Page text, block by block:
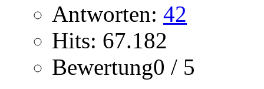
Antworten: 42
Hits: 67.182
Bewertung0 / 5